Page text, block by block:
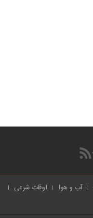
آب و هوا
اوقات شرعی